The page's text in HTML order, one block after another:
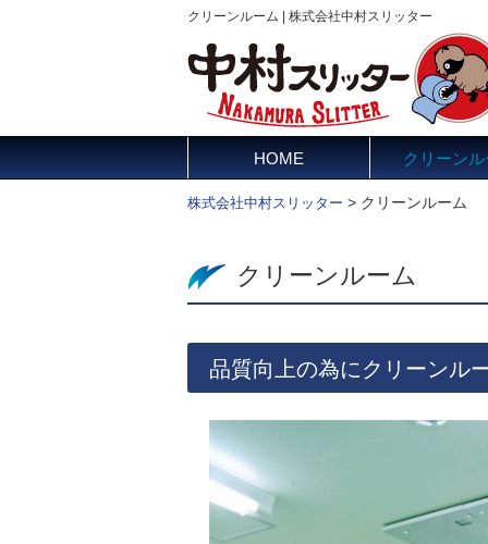
クリーンルーム | 株式会社中村スリッター
HOME クリーン
株式会社中村スリッター > クリーンルーム
クリーンルーム
品質向上の為にクリーンル